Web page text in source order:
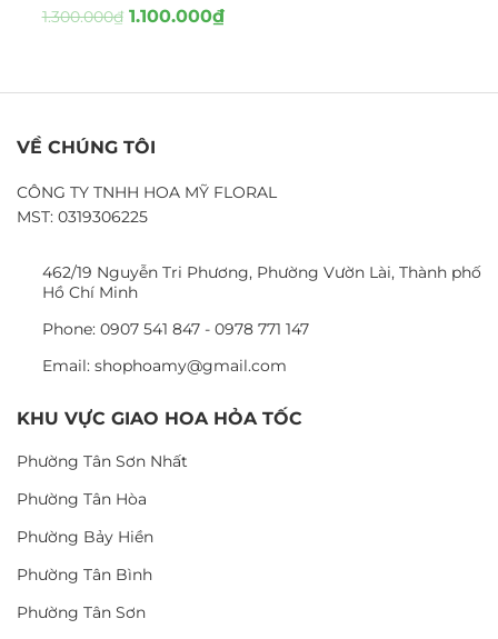
1.300.000₫ 1.100.000₫
VỀ CHÚNG TÔI
CÔNG TY TNHH HOA MỸ FLORAL
MST: 0319306225
462/19 Nguyễn Tri Phương, Phường Vườn Lài, Thành phố
Hồ Chí Minh
Phone: 0907 541 847 - 0978 771 147
Email: shophoamy@gmail.com
KHU VỰC GIAO HOA HỎA TỐC
Phường Tân Sơn Nhất
Phường Tân Hòa
Phường Bảy Hiền
Phường Tân Bình
Phường Tân Sơn